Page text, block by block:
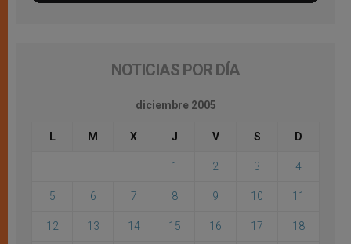
NOTICIAS POR DÍA
diciembre 2005
L M X J V S D
1 2 3 4
5 6 7 8 9 10 11
12 13 14 15 16 17 18